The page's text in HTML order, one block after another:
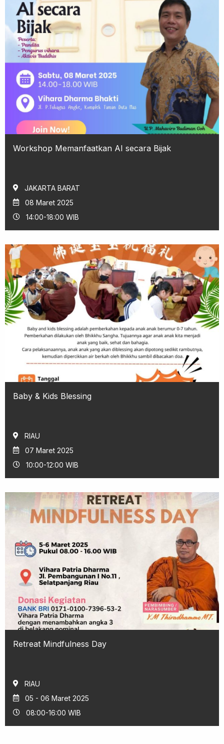
Workshop Memanfaatkan AI secara Bijak
JAKARTA BARAT
08 Maret 2025
14:00-18:00 WIB
Baby & Kids Blessing
RIAU
07 Maret 2025
10:00-12:00 WIB
Retreat Mindfulness Day
RIAU
05 - 06 Maret 2025
08:00-16:00 WIB